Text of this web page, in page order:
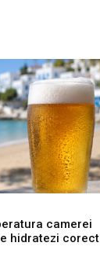
camerei
hidratezi corect